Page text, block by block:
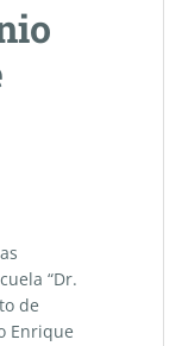
“Dr.
de
Enrique